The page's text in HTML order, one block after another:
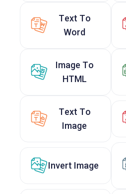
Text To
Word
Image To
HTML
Text To
Image
Invert Image